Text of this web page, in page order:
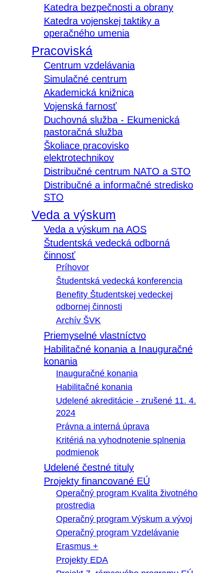
Katedra bezpečnosti a obrany
Katedra vojenskej taktiky a
operačného umenia
Pracoviská
Centrum vzdelávania
Simulačné centrum
Akademická knižnica
Vojenská farnosť
Duchovná služba - Ekumenická
pastoračná služba
Školiace pracovisko
elektrotechnikov
Distribučné centrum NATO a STO
Distribučné a informačné stredisko
STO
Veda a výskum
Veda a výskum na AOS
Študentská vedecká odborná
činnosť
Príhovor
Študentská vedecká konferencia
Benefity Študentskej vedeckej
odbornej činnosti
Archív ŠVK
Priemyselné vlastníctvo
Habilitačné konania a Inauguračné
konania
Inauguračné konania
Habilitačné konania
Udelené akreditácie - zrušené 11. 4.
2024
Právna a interná úprava
Kritériá na vyhodnotenie splnenia
podmienok
Udelené čestné tituly
Projekty financované EÚ
Operačný program Kvalita životného
prostredia
Operačný program Výskum a vývoj
Operačný program Vzdelávanie
Erasmus +
Projekty EDA